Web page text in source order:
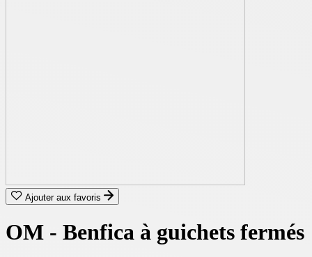
Ajouter aux favoris
OM - Benfica à guichets fermés